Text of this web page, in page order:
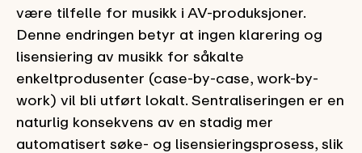
være tilfelle for musikk i AV-produksjoner.
Denne endringen betyr at ingen klarering og
lisensiering av musikk for såkalte
enkeltprodusenter (case-by-case, work-by-
work) vil bli utført lokalt. Sentraliseringen er en
naturlig konsekvens av en stadig mer
automatisert søke- og lisensieringsprosess, slik